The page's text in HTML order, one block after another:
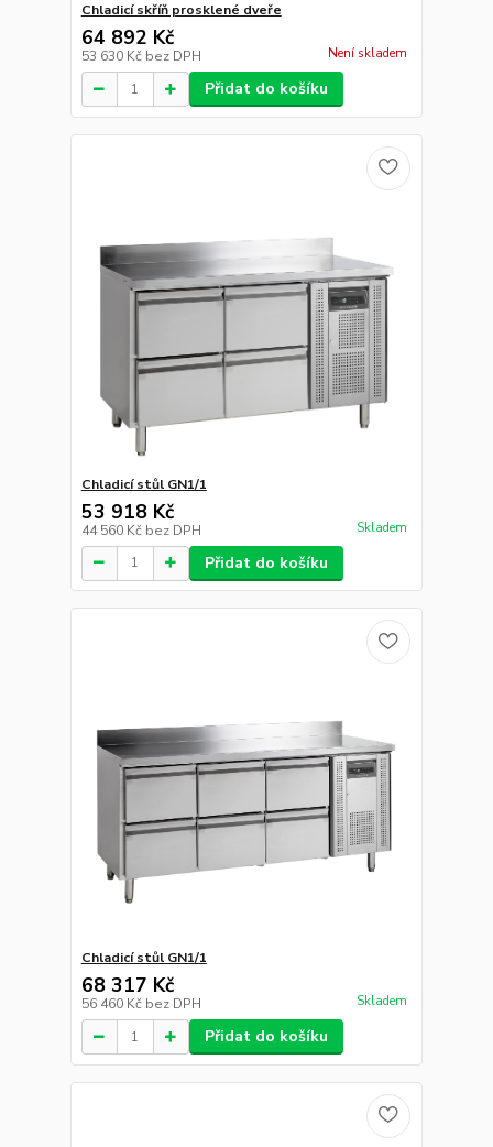
Chladicí skříň prosklené dveře
64 892 Kč
53 630 Kč bez DPH Není skladem
Přidat do košíku
Chladicí stůl GN1/1
53 918 Kč
44 560 Kč bez DPH Skladem
Přidat do košíku
Chladicí stůl GN1/1
68 317 Kč
56 460 Kč bez DPH Skladem
Přidat do košíku